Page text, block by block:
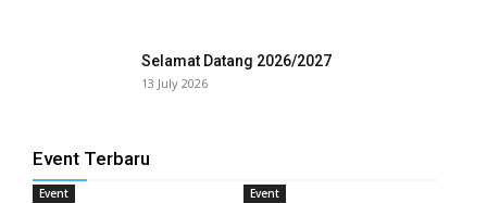
Selamat Datang 2026/2027
13 July 2026
Event Terbaru
Event Event